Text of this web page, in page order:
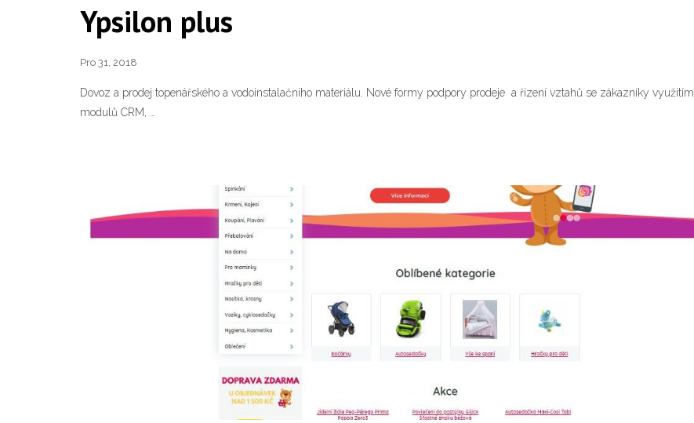
Ypsilon plus
Pro 31, 2018
Dovoz a prodej topenářského a vodoinstalačního materiálu. Nové formy podpory prodeje a řízení vztahů se zákazníky využitím
modulů CRM, …